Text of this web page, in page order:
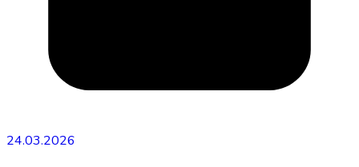
24.03.2026